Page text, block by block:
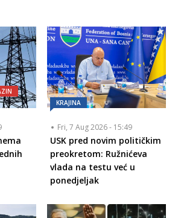
KRAJINA
Fri, 7 Aug 2026 - 15:49
USK pred novim političkim
preokretom: Ružnićeva
vlada na testu već u
ponedjeljak